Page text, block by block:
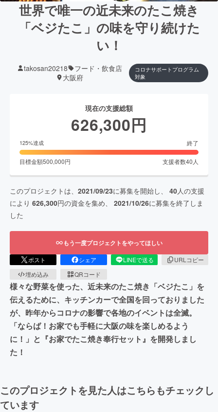
世界で唯一の近未来のたこ焼き
「ベジたこ」の味を守り続けた
い！
takosan20218
フード・飲食店
大阪府
コロナサポートプログラム
対象
現在の支援総額
626,300円
125%達成 終了
目標金額500,000円 支援者数40 人
このプロジェクトは、 2021/09/23に募集を開始し、 40人の支援
により 626,300円の資金を集め、 2021/10/26に募集を終了しま
した
もう一度プロジェクトをやってほしい
ポスト シェア LINEで送る
URLコピー
埋め込み
QRコード
様々な野菜を使った、近未来のたこ焼き「ベジたこ」を
伝えるために、キッチンカーで全国を回っておりました
が、昨年からコロナの影響で各地のイベントは全滅。
「ならば！お家でも手軽に大阪の味を楽しめるよう
に！」と『お家でたこ焼き奉行セット』を開発しまし
た！
このプロジェクトを見た人はこちらもチェックし
ています